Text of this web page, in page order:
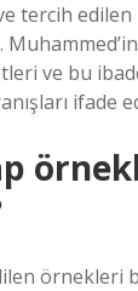
tercih edilen
ve bu
ifade
örnekleri